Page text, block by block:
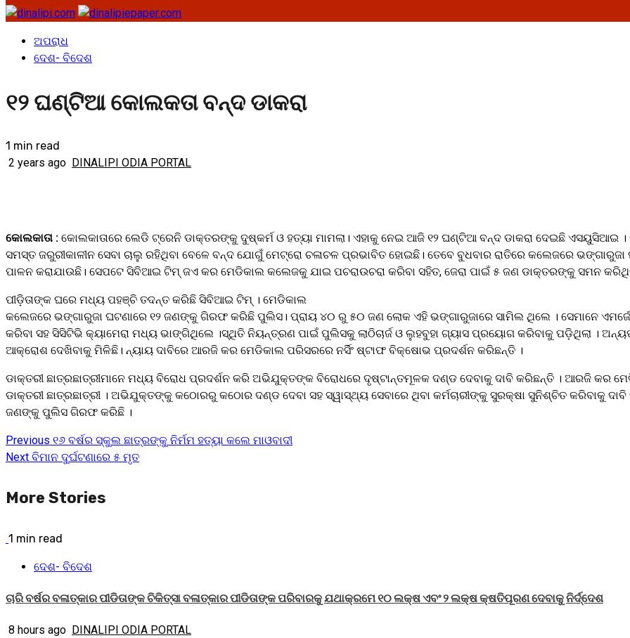
ଅପରାଧ
ଦେଶ- ବିଦେଶ
୧୨ ଘଣ୍ଟିଆ କୋଲକତା ବନ୍ଦ ଡାକରା
1 min read
2 years ago DINALIPI ODIA PORTAL
କୋଲକାତା : କୋଲକାତାରେ ଲେଡି ଟ୍ରେନି ଡାକ୍ତରଙ୍କୁ ଦୁଷ୍କର୍ମ ଓ ହତ୍ୟା ମାମଲା। ଏହାକୁ ନେଇ ଆଜି ୧୨ ଘଣ୍ଟିଆ ବନ୍ଦ ଡାକରା ଦେଇଛି ଏସୟୁସିଆଇ ।
ସମସ୍ତ ଜରୁରୀକାଳୀନ ସେବା ଚାଲୁ ରହିଥିବା ବେଳେ ବନ୍ଦ ଯୋଗୁଁ ମେଟ୍ରୋ ଚଳାଚଳ ପ୍ରଭାବିତ ହୋଇଛି। ତେବେ ବୁଧବାର ରାତିରେ କଲେଜରେ
ପାଳନ କରାଯାଉଛି। ସେପଟେ ସିବିଆଇ ଟିମ୍ ଜଏ କର ମେଡିକାଲ କଲେଜକୁ ଯାଇ ପଚରାଉଚରା କରିବା ସହିତ, ଜେରା ପାଇଁ ୫ ଜଣ ଡାକ୍ତରଙ୍କୁ ସମନ
ପୀଡ଼ିତାଙ୍କ ଘରେ ମଧ୍ୟ ପହଞ୍ଚି ତଦନ୍ତ କରିଛି ସିବିଆଇ ଟିମ୍ । ମେଡିକାଲ
କଲେଜରେ ଭଙ୍ଗାରୁଜା ଘଟଣାରେ ୧୨ ଜଣଙ୍କୁ ଗିରଫ କରିଛି ପୁଲିସ। ପ୍ରାୟ ୪୦ ରୁ ୫୦ ଜଣ ଲୋକ ଏହି ଭଙ୍ଗାରୁଜାରେ ସାମିଲ ଥିଲେ । ସେମାନେ
କରିବା ସହ ସିସିଟିଭି କ୍ୟାମେରା ମଧ୍ୟ ଭାଙ୍ଗିଥିଲେ ।ସ୍ଥିତି ନିୟନ୍ତ୍ରଣ ପାଇଁ ପୁଲିସକୁ ଲାଠିଚାର୍ଜ ଓ ଲୁହବୁହା ଗ୍ୟାସ ପ୍ରୟୋଗ କରିବାକୁ ପଡ଼ିଥିଲା ।
ଆକ୍ରୋଶ ଦେଖିବାକୁ ମିଳିଛି। ନ୍ୟାୟ ଦାବିରେ ଆରଜି କର ମେଡିକାଲ ପରିସରରେ ନର୍ସିଂ ଷ୍ଟାଫ ବିକ୍ଷୋଭ ପ୍ରଦର୍ଶନ କରିଛନ୍ତି ।
ଡାକ୍ତରୀ ଛାତ୍ରଛାତ୍ରୀମାନେ ମଧ୍ୟ ବିରୋଧ ପ୍ରଦର୍ଶନ କରି ଅଭିଯୁକ୍ତଙ୍କ ବିରୋଧରେ ଦୃଷ୍ଟାନ୍ତମୂଳକ ଦଣ୍ଡ ଦେବାକୁ ଦାବି କରିଛନ୍ତି । ଆରଜି କର
ଡାକ୍ତରୀ ଛାତ୍ରଛାତ୍ରୀ । ଅଭିଯୁକ୍ତଙ୍କୁ କଠୋରରୁ କଠୋର ଦଣ୍ଡ ଦେବା ସହ ସ୍ୱାସ୍ଥ୍ୟ ସେବାରେ ଥିବା କର୍ମଚାରୀଙ୍କୁ ସୁରକ୍ଷା ସୁନିଶ୍ଚିତ କରିବାକୁ
ଜଣଙ୍କୁ ପୁଲିସ ଗିରଫ କରିଛି ।
Continue
Reading
Previous ୧୬ ବର୍ଷର ସ୍କୁଲ ଛାତ୍ରଙ୍କୁ ନିର୍ମମ ହତ୍ୟା କଲେ ମାଓବାଦୀ
Next ବିମାନ ଦୁର୍ଘଟଣାରେ ୫ ମୃତ
More Stories
1 min read
ଦେଶ- ବିଦେଶ
ଚାରି ବର୍ଷର ବଳାତ୍କାର ପୀଡିତାଙ୍କ ଚିକିତ୍ସା ବଳାତ୍କାର ପୀଡିତାଙ୍କ ପରିବାରକୁ ଯଥାକ୍ରମେ ୧୦ ଲକ୍ଷ ଏବଂ ୨ ଲକ୍ଷ କ୍ଷତିପୂରଣ ଦେବାକୁ ନିର୍ଦ୍ଦେଶ
8 hours ago DINALIPI ODIA PORTAL